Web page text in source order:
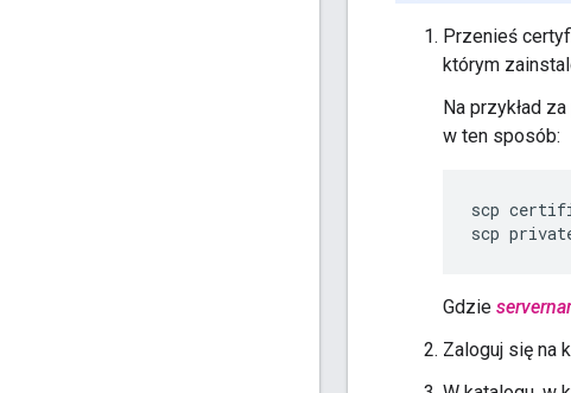
Przenieś
którym
Na przykład
w ten sposób:
scp
scp
Gdzie
Zaloguj się na